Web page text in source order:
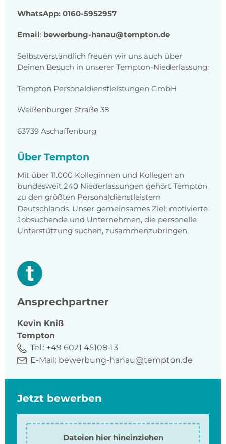
WhatsApp: 0160-5952957
Email: bewerbung-hanau@tempton.de
Selbstverständlich freuen wir uns auch über
Deinen Besuch in unserer Tempton-Niederlassung:
Tempton Personaldienstleistungen GmbH
Weißenburger Straße 38
63739 Aschaffenburg
Über Tempton
Mit über 11.000 Kolleginnen und Kollegen an
bundesweit 240 Niederlassungen gehört Tempton
zu den größten Personaldienstleistern
Deutschlands. Unser gemeinsames Ziel: motivierte
Jobsuchende und Unternehmen, die personelle
Unterstützung suchen, zusammenzubringen.
Ansprechpartner
Kevin Kniß
Tempton
Tel.: +49 6021 45108-13
E-Mail: bewerbung-hanau@tempton.de
Jetzt bewerben
Dateien hier hineinziehen